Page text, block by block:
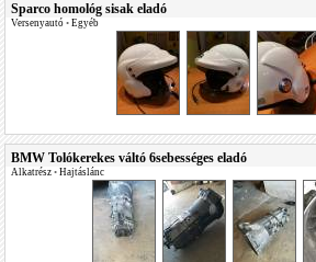
Sparco homológ sisak eladó
Versenyautó • Egyéb
BMW Tolókerekes váltó 6sebességes eladó
Alkatrész • Hajtáslánc